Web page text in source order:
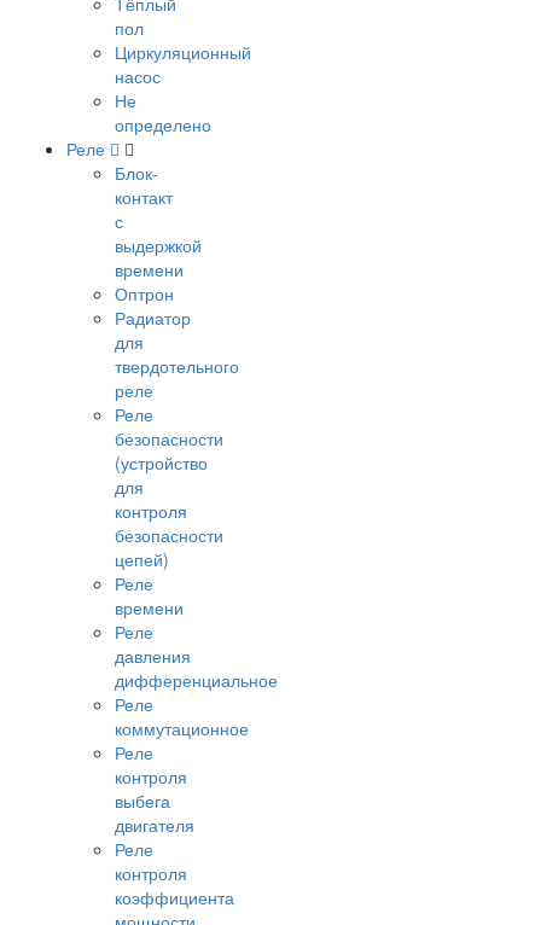
пол
Циркуляционный
насос
Не
определено
Реле
Блок-
контакт
с
выдержкой
времени
Оптрон
Радиатор
для
твердотельного
реле
Реле
безопасности
(устройство
для
контроля
безопасности
цепей)
Реле
времени
Реле
давления
дифференциальное
Реле
коммутационное
Реле
контроля
выбега
двигателя
Реле
контроля
коэффициента